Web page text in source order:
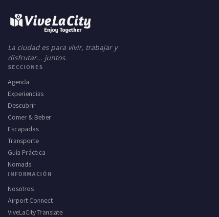
La ciudad es para vivir, trabajar y
disfrutar... juntos.
SECCIONES
Agenda
Experiencias
Descubrir
Comer & Beber
Escapadas
Transporte
Guía Práctica
Nomads
INFORMACIÓN
Nosotros
Airport Connect
ViveLaCity Translate